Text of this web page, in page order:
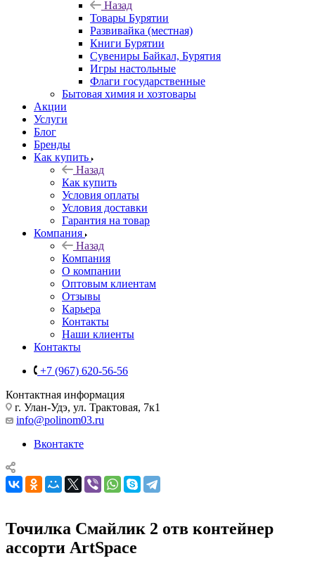
Назад
Товары Бурятии
Развивайка (местная)
Книги Бурятии
Сувениры Байкал, Бурятия
Игры настольные
Флаги государственные
Бытовая химия и хозтовары
Акции
Услуги
Блог
Бренды
Как купить
Назад
Как купить
Условия оплаты
Условия доставки
Гарантия на товар
Компания
Назад
Компания
О компании
Оптовым клиентам
Отзывы
Карьера
Контакты
Наши клиенты
Контакты
+7 (967) 620-56-56
Контактная информация
г. Улан-Удэ, ул. Трактовая, 7к1
info@polinom03.ru
Вконтакте
Точилка Смайлик 2 отв контейнер
ассорти ArtSpace